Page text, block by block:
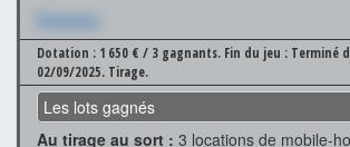
Xxxxxxx
Dotation : 1 650 € / 3 gagnants. Fin du jeu : Terminé
02/09/2025. Tirage.
Les lots gagnés
Au tirage au sort : 3 locations de mobile-